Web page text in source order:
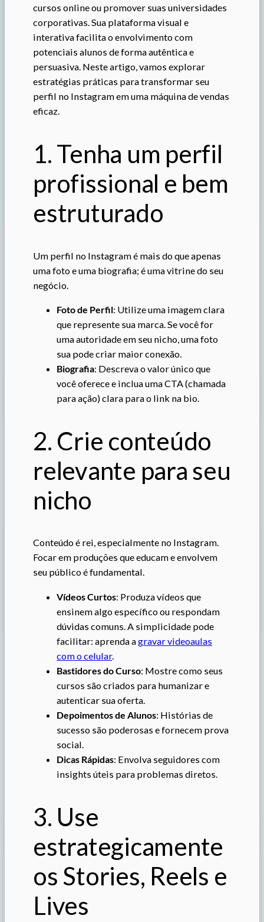
cursos online ou promover suas universidades
corporativas. Sua plataforma visual e
interativa facilita o envolvimento com
potenciais alunos de forma autêntica e
persuasiva. Neste artigo, vamos explorar
estratégias práticas para transformar seu
perfil no Instagram em uma máquina de vendas
eficaz.
1. Tenha um perfil
profissional e bem
estruturado
Um perfil no Instagram é mais do que apenas
uma foto e uma biografia; é uma vitrine do seu
negócio.
Foto de Perfil: Utilize uma imagem clara
que represente sua marca. Se você for
uma autoridade em seu nicho, uma foto
sua pode criar maior conexão.
Biografia: Descreva o valor único que
você oferece e inclua uma CTA (chamada
para ação) clara para o link na bio.
2. Crie conteúdo
relevante para seu
nicho
Conteúdo é rei, especialmente no Instagram.
Focar em produções que educam e envolvem
seu público é fundamental.
Vídeos Curtos: Produza vídeos que
ensinem algo específico ou respondam
dúvidas comuns. A simplicidade pode
facilitar: aprenda agravar videoaulas
com o celular.
Bastidores do Curso: Mostre como seus
cursos são criados para humanizar e
autenticar sua oferta.
Depoimentos de Alunos: Histórias de
sucesso são poderosas e fornecem prova
social.
Dicas Rápidas: Envolva seguidores com
insights úteis para problemas diretos.
3. Use
estrategicamente
os Stories, Reels e
Lives